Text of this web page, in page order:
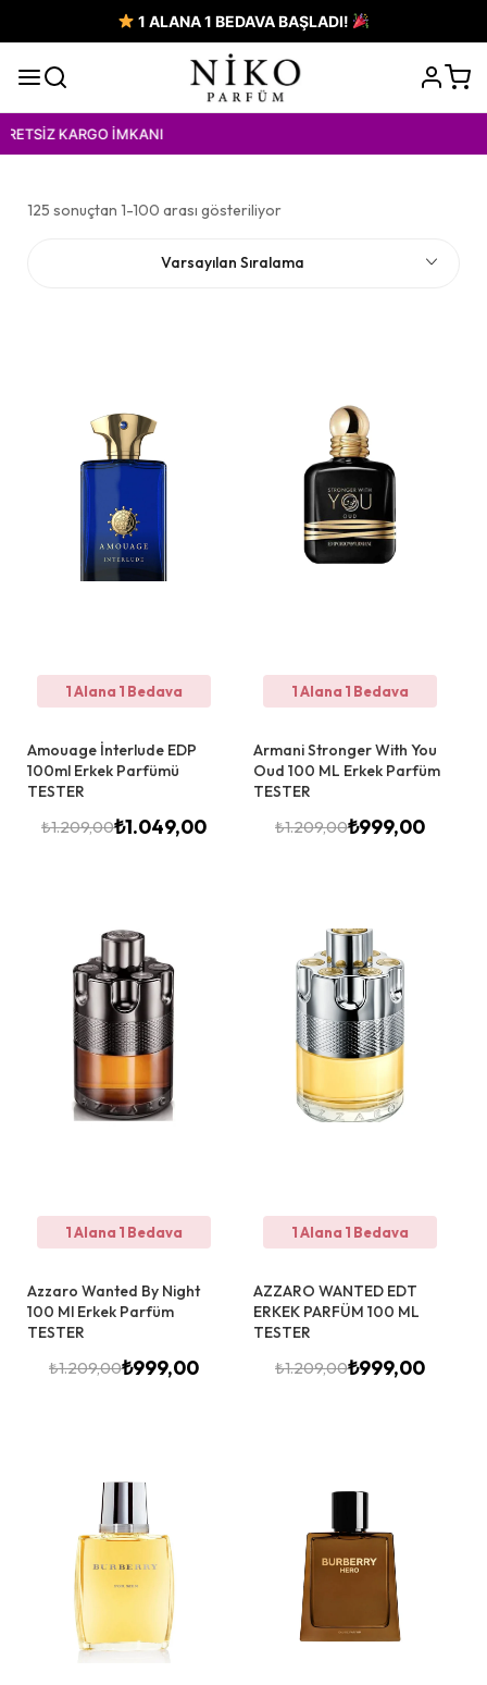
1 ALANA 1 BEDAVA BAŞLADI!
125 sonuçtan 1-100 arası gösteriliyor
Varsayılan Sıralama
1 Alana 1 Bedava
Amouage İnterlude EDP
100ml Erkek Parfümü
TESTER
₺1.209,00₺1.049,00
1 Alana 1 Bedava
Armani Stronger With You
Oud 100 ML Erkek Parfüm
TESTER
₺1.209,00₺999,00
1 Alana 1 Bedava
Azzaro Wanted By Night
100 Ml Erkek Parfüm
TESTER
₺1.209,00₺999,00
1 Alana 1 Bedava
AZZARO WANTED EDT
ERKEK PARFÜM 100 ML
TESTER
₺1.209,00₺999,00